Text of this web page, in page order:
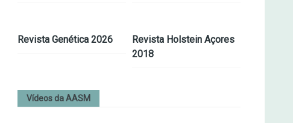
Revista Genética 2026
Revista Holstein Açores
2018
Vídeos da AASM